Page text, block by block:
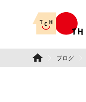
TSURUMI こ
ブログ